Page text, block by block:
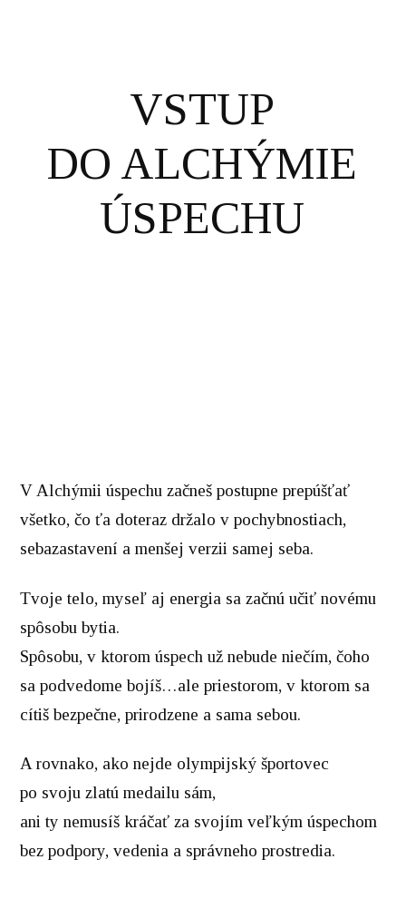
VSTUP
DO ALCHÝMIE
ÚSPECHU
V Alchýmii úspechu začneš postupne prepúšťať
všetko, čo ťa doteraz držalo v pochybnostiach,
sebazastavení a menšej verzii samej seba.
Tvoje telo, myseľ aj energia sa začnú učiť novému
spôsobu bytia.
Spôsobu, v ktorom úspech už nebude niečím, čoho
sa podvedome bojíš…ale priestorom, v ktorom sa
cítiš bezpečne, prirodzene a sama sebou.
A rovnako, ako nejde olympijský športovec
po svoju zlatú medailu sám,
ani ty nemusíš kráčať za svojím veľkým úspechom
bez podpory, vedenia a správneho prostredia.